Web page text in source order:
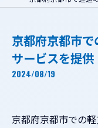
京都府京都市
サービスを提供
2024/08/19
京都府京都市での